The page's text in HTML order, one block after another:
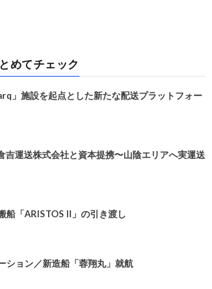
めてチェック
」施設を起点とした新たな配送プラットフォー
運送株式会社と資本提携〜山陰エリアへ実運送
船「ARISTOS II」の引き渡し
ション／新造船「蓉翔丸」就航